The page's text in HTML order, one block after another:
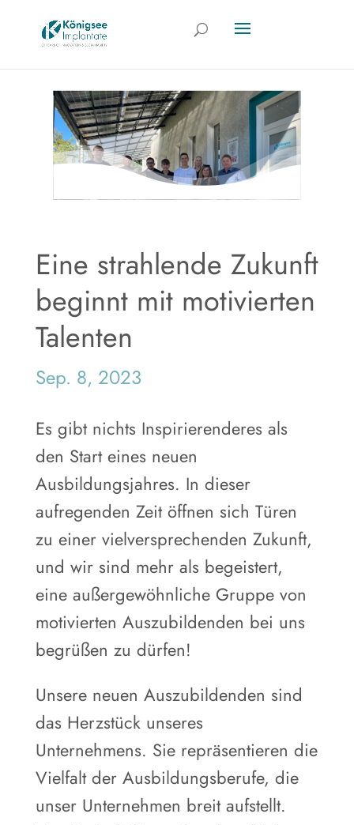
Eine strahlende Zukunft
beginnt mit motivierten
Talenten
Sep. 8, 2023
Es gibt nichts Inspirierenderes als
den Start eines neuen
Ausbildungsjahres. In dieser
aufregenden Zeit öffnen sich Türen
zu einer vielversprechenden Zukunft,
und wir sind mehr als begeistert,
eine außergewöhnliche Gruppe von
motivierten Auszubildenden bei uns
begrüßen zu dürfen!
Unsere neuen Auszubildenden sind
das Herzstück unseres
Unternehmens. Sie repräsentieren die
Vielfalt der Ausbildungsberufe, die
unser Unternehmen breit aufstellt.